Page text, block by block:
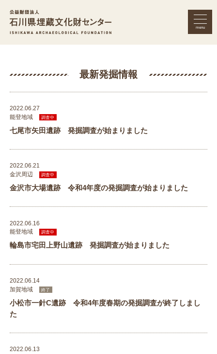
menu
最新発掘情報
2022.06.27
能登地域
調査中
七尾市矢田遺跡 発掘調査が始まりました
2022.06.21
金沢周辺
調査中
金沢市大場遺跡 令和4年度の発掘調査が始まりました
2022.06.16
能登地域
調査中
輪島市宅田上野山遺跡 発掘調査が始まりました
2022.06.14
加賀地域
終了
小松市一針C遺跡 令和4年度春期の発掘調査が終了しまし
た
2022.06.13